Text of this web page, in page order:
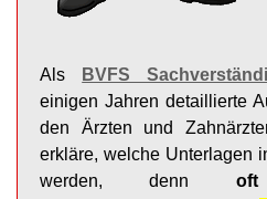
Als BVFS
einigen Jahren detaillierte
den Ärzten und
erkläre, welche Unterlagen
werden, denn